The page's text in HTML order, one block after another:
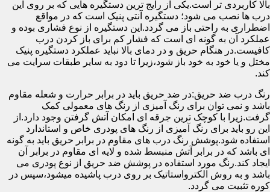
بالا کاربردی تر است.یکی از رایج ترین دستگیره هایی که بر روی این
درب ها نصب می شود؛ دستگیره آنتی پنیک است که در مواقع
اضطراری به راحتی باز می گردد.این دستگیره از نوع فشاری بوده و
عملکرد آن به گونه ای است که فشار کم برای باز کردن درب
کافیست.در هنگام حریق و در دمای بالا نباید عملکرد دستگیره پنیک
مختل و یا خود به خود باز شود،زیرا تا دود به سایر طبقات سرایت می
کند.
رنگ درب ضد حریق:در ضد حریق باید در برابر حرارت و شعله مقاوم
باشد و نمی توان برای رنگ آمیزی از رنگ های معمولی کمک
گرفت.زیرا با کوچک ترین جرقه ای امکان آتش گرفتن وجود دارد.از
این رو باید برای رنگ آمیزی از رنگ های پودری خاص و استاندارد
استفاده شود.پوشش رنگ درب های مقاوم در برابر حریق باید به گونه
ای باشد که در برابر آتش منبسط شده و لایه ای مقاوم در برابر آن
ایجاد کند.رنگ مورد استفاده در پوشش ضد حریق از نوع پودری می
باشد و به روش الکترواستاتیک بر روی درب پاشیده میشود،سپس در
کوره تثبیت می گردد.